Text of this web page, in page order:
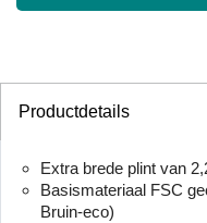
Productdetails
Extra brede plint van
Basismateriaal FSC
Bruin-eco)